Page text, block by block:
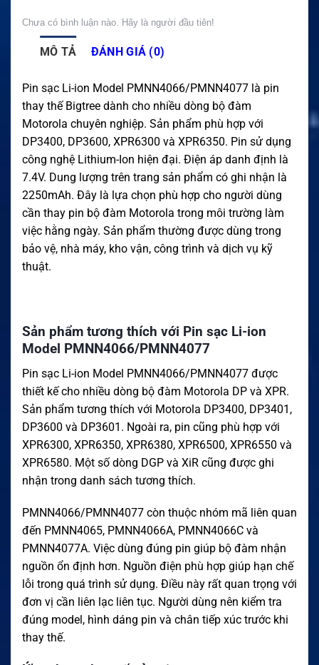
Chưa có bình luận nào. Hãy là người đầu tiên!
MÔ TẢ ĐÁNH GIÁ (0)
Pin sạc Li-ion Model PMNN4066/PMNN4077 là pin
thay thế Bigtree dành cho nhiều dòng bộ đàm
Motorola chuyên nghiệp. Sản phẩm phù hợp với
DP3400, DP3600, XPR6300 và XPR6350. Pin sử dụng
công nghệ Lithium-Ion hiện đại. Điện áp danh định là
7.4V. Dung lượng trên trang sản phẩm có ghi nhận là
2250mAh. Đây là lựa chọn phù hợp cho người dùng
cần thay pin bộ đàm Motorola trong môi trường làm
việc hằng ngày. Sản phẩm thường được dùng trong
bảo vệ, nhà máy, kho vận, công trình và dịch vụ kỹ
thuật.
Sản phẩm tương thích với Pin sạc Li-ion
Model PMNN4066/PMNN4077
Pin sạc Li-ion Model PMNN4066/PMNN4077 được
thiết kế cho nhiều dòng bộ đàm Motorola DP và XPR.
Sản phẩm tương thích với Motorola DP3400, DP3401,
DP3600 và DP3601. Ngoài ra, pin cũng phù hợp với
XPR6300, XPR6350, XPR6380, XPR6500, XPR6550 và
XPR6580. Một số dòng DGP và XiR cũng được ghi
nhận trong danh sách tương thích.
PMNN4066/PMNN4077 còn thuộc nhóm mã liên quan
đến PMNN4065, PMNN4066A, PMNN4066C và
PMNN4077A. Việc dùng đúng pin giúp bộ đàm nhận
nguồn ổn định hơn. Nguồn điện phù hợp giúp hạn chế
lỗi trong quá trình sử dụng. Điều này rất quan trọng với
đơn vị cần liên lạc liên tục. Người dùng nên kiểm tra
đúng model, hình dáng pin và chân tiếp xúc trước khi
thay thế.